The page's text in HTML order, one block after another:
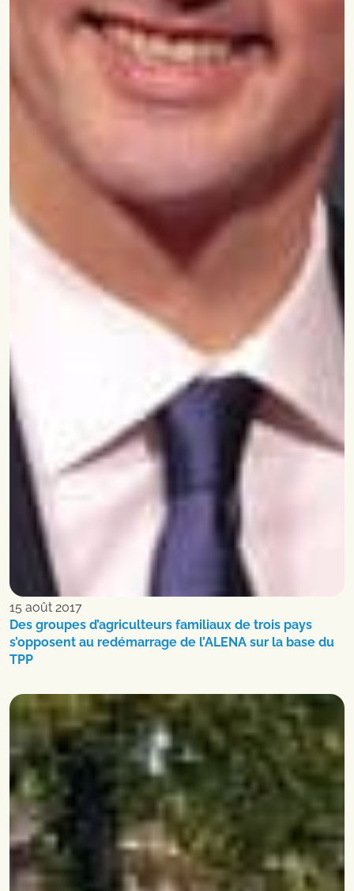
15 août 2017
Des groupes d’agriculteurs familiaux de trois pays
s’opposent au redémarrage de l’ALENA sur la base du
TPP